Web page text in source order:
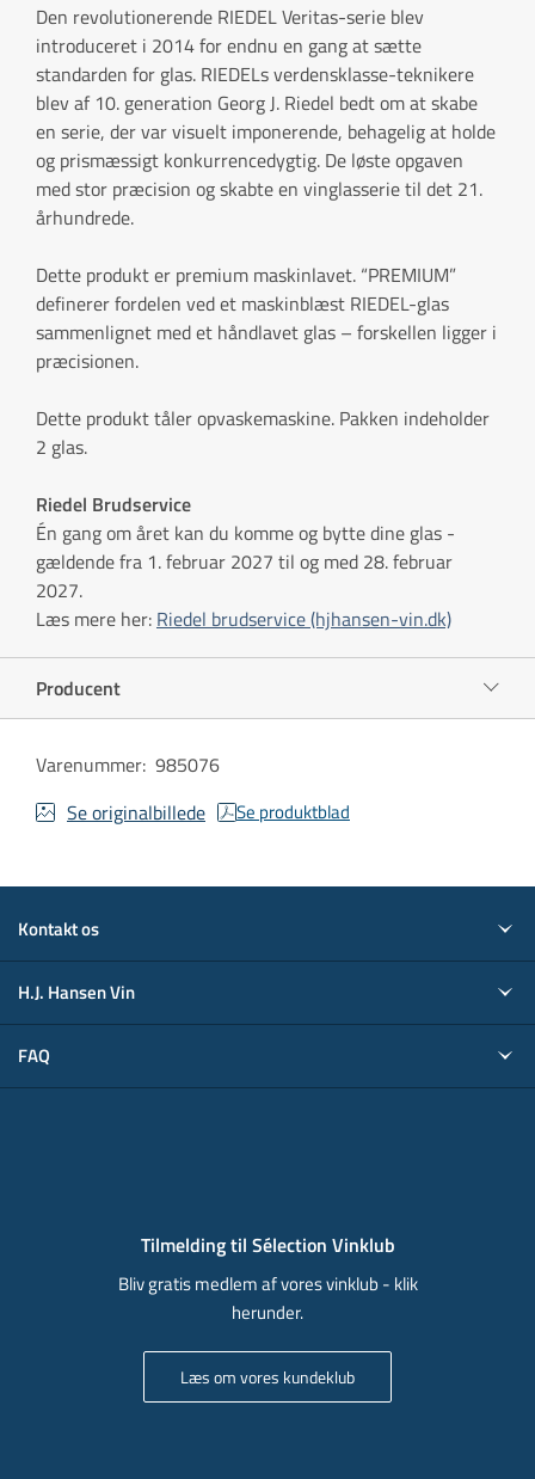
Den revolutionerende RIEDEL Veritas-serie blev
introduceret i 2014 for endnu en gang at sætte
standarden for glas. RIEDELs verdensklasse-teknikere
blev af 10. generation Georg J. Riedel bedt om at skabe
en serie, der var visuelt imponerende, behagelig at holde
og prismæssigt konkurrencedygtig. De løste opgaven
med stor præcision og skabte en vinglasserie til det 21.
århundrede.
Dette produkt er premium maskinlavet. “PREMIUM”
definerer fordelen ved et maskinblæst RIEDEL-glas
sammenlignet med et håndlavet glas – forskellen ligger i
præcisionen.
Dette produkt tåler opvaskemaskine. Pakken indeholder
2 glas.
Riedel Brudservice
Én gang om året kan du komme og bytte dine glas -
gældende fra 1. februar 2027 til og med 28. februar
2027.
Læs mere her: Riedel brudservice (hjhansen-vin.dk)
Producent
Varenummer: 985076
Se originalbillede
Se produktblad
Kontakt os
H.J. Hansen Vin
FAQ
Tilmelding til Sélection Vinklub
Bliv gratis medlem af vores vinklub - klik
herunder.
Læs om vores kundeklub